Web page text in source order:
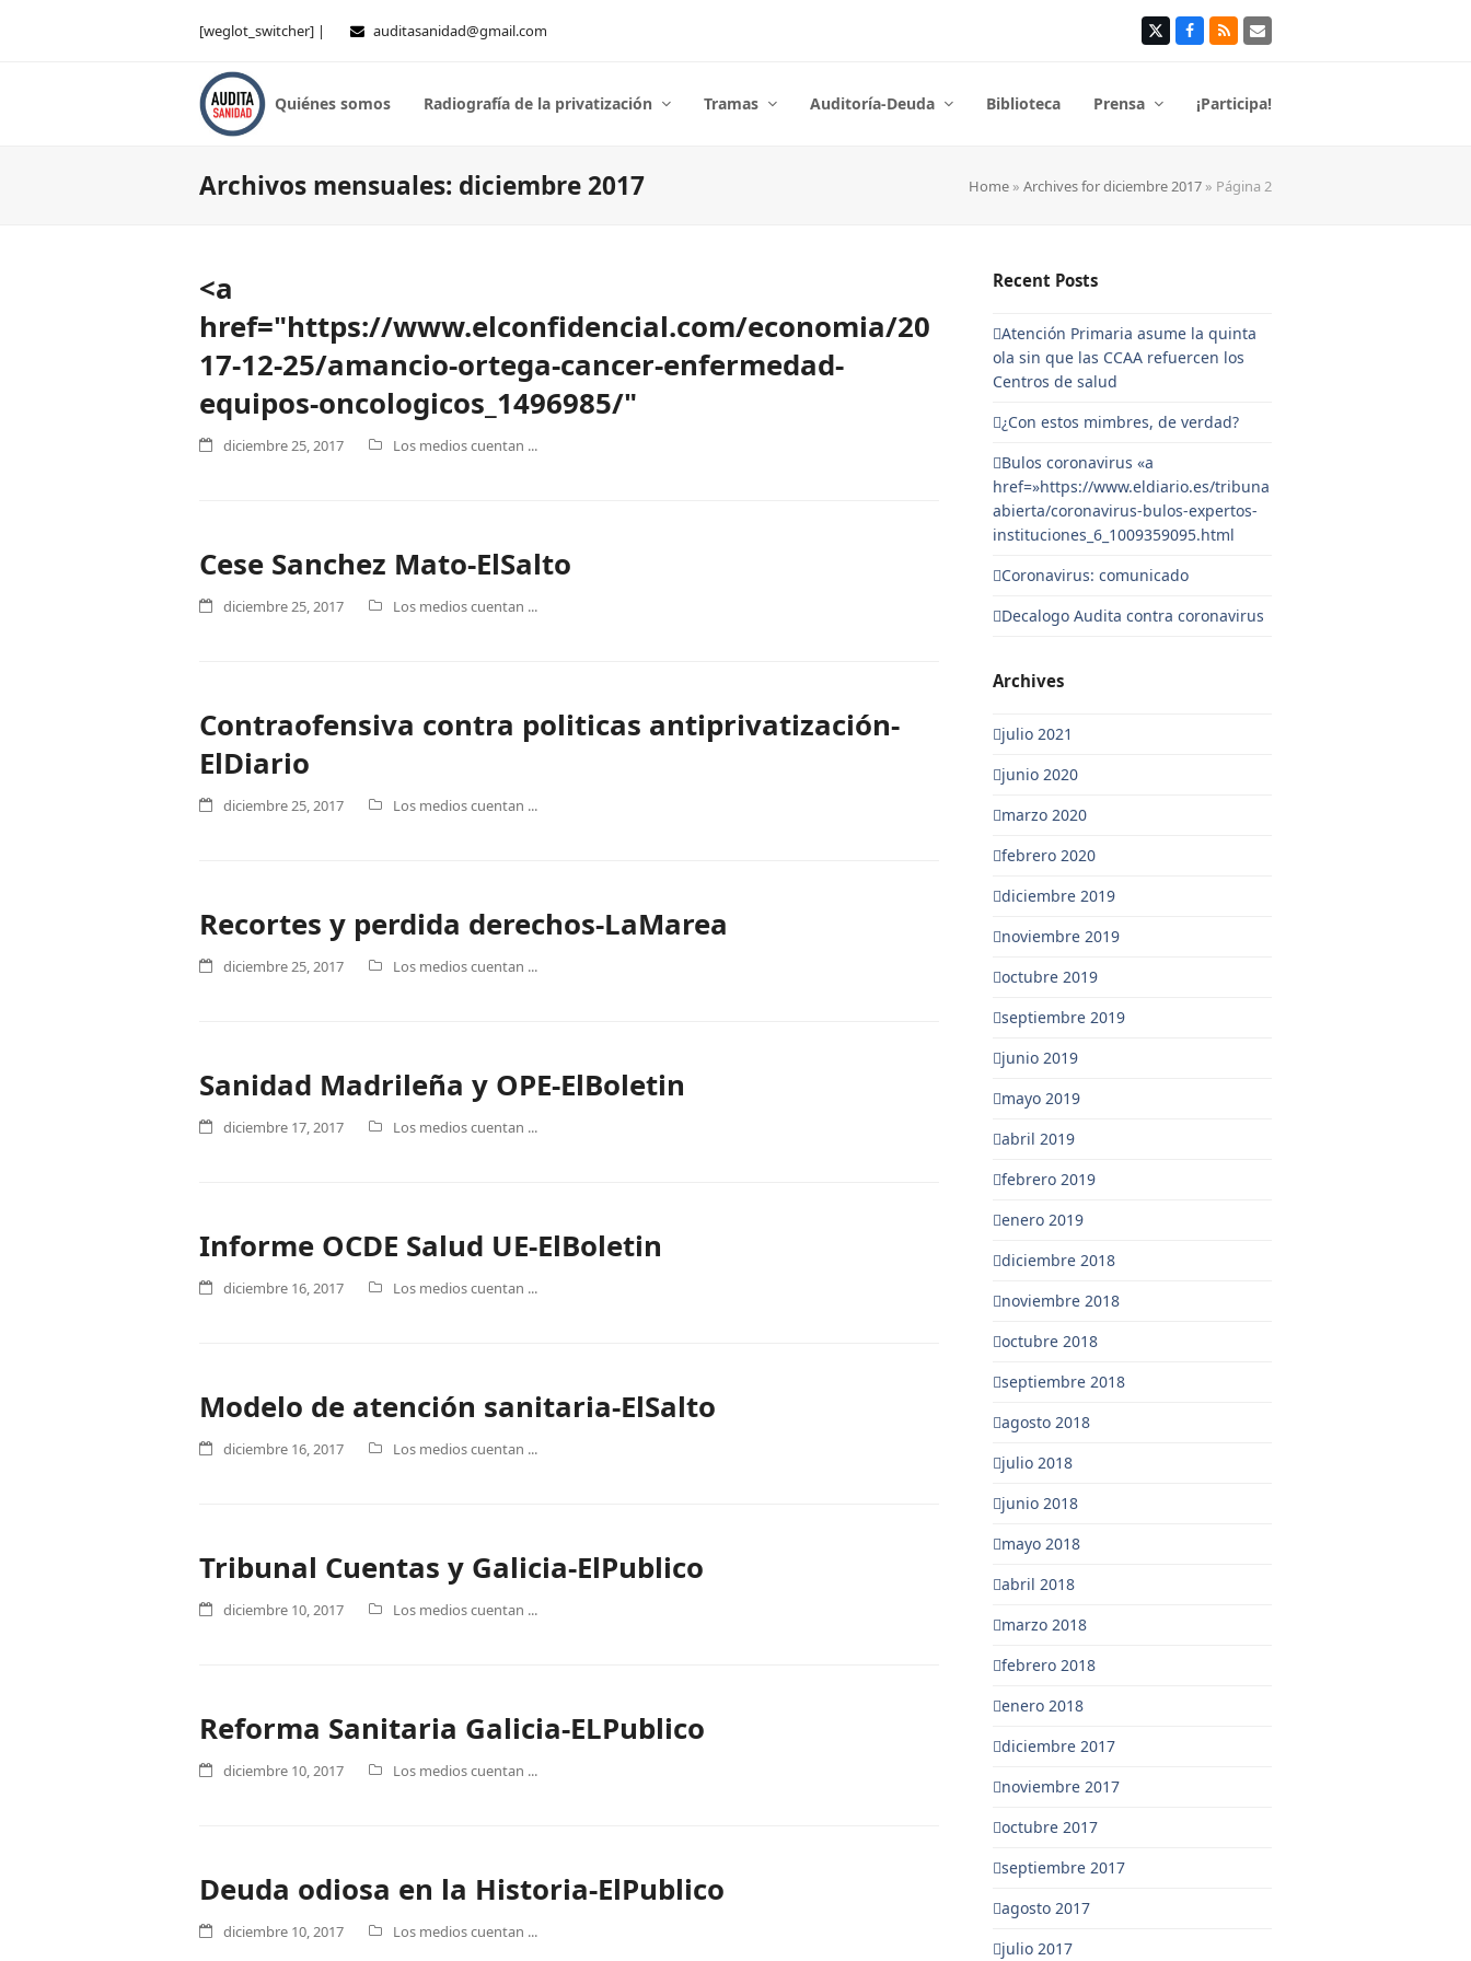
[weglot_switcher] | auditasanidad@gmail.com TwitterFacebook
RSS Correo
Quiénes somos Radiografía de la privatización Tramas Auditoría-Deuda Biblioteca Prensa ¡Participa!
Archivos mensuales: diciembre 2017 Home » Archives for diciembre 2017 » Página 2
<a
href="https://www.elconfidencial.com/economia/20
17-12-25/amancio-ortega-cancer-enfermedad-
equipos-oncologicos_1496985/"
diciembre 25, 2017 Los medios cuentan ...
Cese Sanchez Mato-ElSalto
diciembre 25, 2017 Los medios cuentan ...
Contraofensiva contra politicas antiprivatización-
ElDiario
diciembre 25, 2017 Los medios cuentan ...
Recortes y perdida derechos-LaMarea
diciembre 25, 2017 Los medios cuentan ...
Sanidad Madrileña y OPE-ElBoletin
diciembre 17, 2017 Los medios cuentan ...
Informe OCDE Salud UE-ElBoletin
diciembre 16, 2017 Los medios cuentan ...
Modelo de atención sanitaria-ElSalto
diciembre 16, 2017 Los medios cuentan ...
Tribunal Cuentas y Galicia-ElPublico
diciembre 10, 2017 Los medios cuentan ...
Reforma Sanitaria Galicia-ELPublico
diciembre 10, 2017 Los medios cuentan ...
Deuda odiosa en la Historia-ElPublico
diciembre 10, 2017 Los medios cuentan ...
Recent Posts
Atención Primaria asume la quinta
ola sin que las CCAA refuercen los
Centros de salud
¿Con estos mimbres, de verdad?
Bulos coronavirus «a
href=»https://www.eldiario.es/tribuna
abierta/coronavirus-bulos-expertos-
instituciones_6_1009359095.html
Coronavirus: comunicado
Decalogo Audita contra coronavirus
Archives
julio 2021
junio 2020
marzo 2020
febrero 2020
diciembre 2019
noviembre 2019
octubre 2019
septiembre 2019
junio 2019
mayo 2019
abril 2019
febrero 2019
enero 2019
diciembre 2018
noviembre 2018
octubre 2018
septiembre 2018
agosto 2018
julio 2018
junio 2018
mayo 2018
abril 2018
marzo 2018
febrero 2018
enero 2018
diciembre 2017
noviembre 2017
octubre 2017
septiembre 2017
agosto 2017
julio 2017